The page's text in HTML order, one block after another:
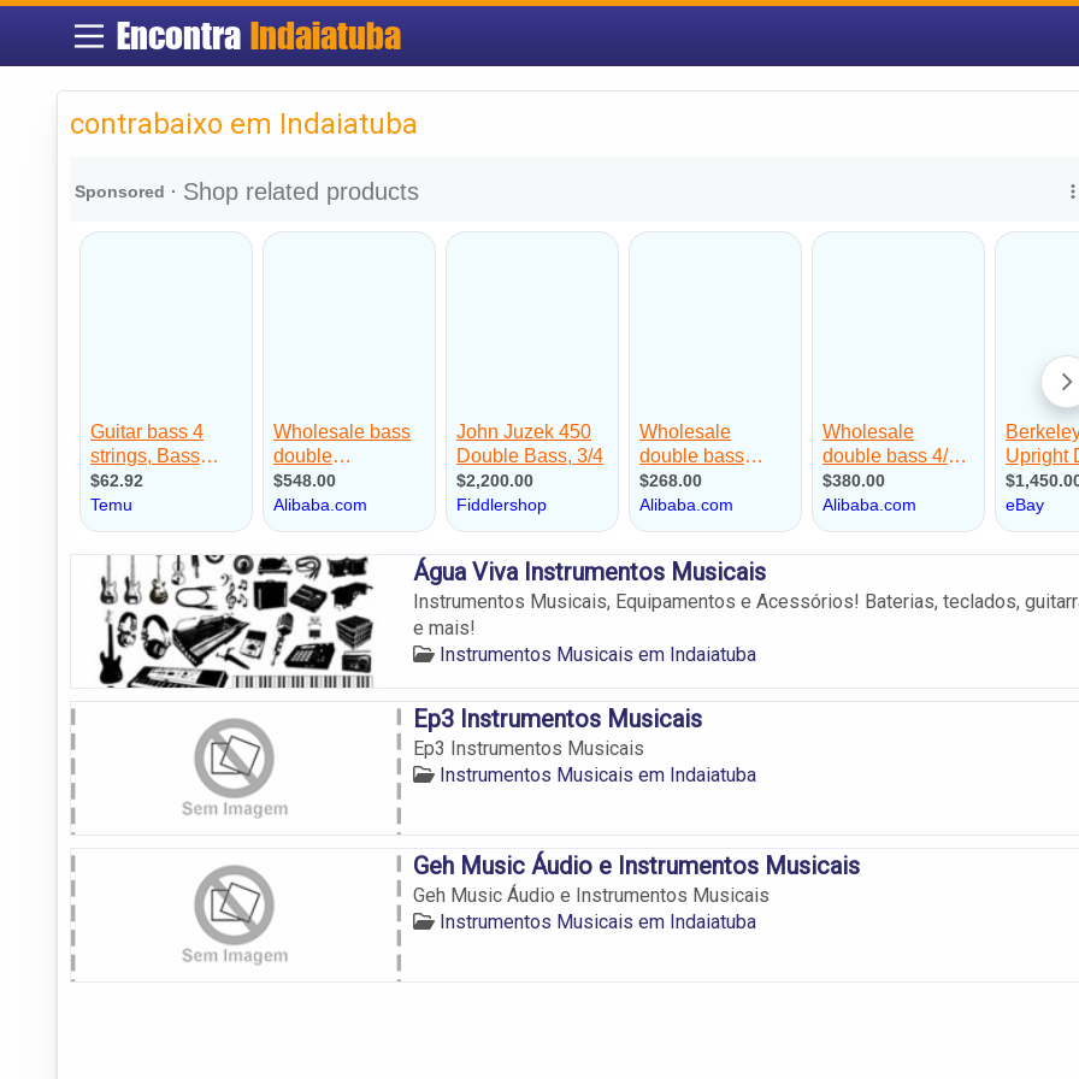
EncontraIndaiatuba
contrabaixo em Indaiatuba
Água Viva Instrumentos Musicais
Instrumentos Musicais, Equipamentos e Acessórios! Baterias, teclados,
e mais!
Instrumentos Musicais em Indaiatuba
Ep3 Instrumentos Musicais
Ep3 Instrumentos Musicais
Instrumentos Musicais em Indaiatuba
Geh Music Áudio e Instrumentos Musicais
Geh Music Áudio e Instrumentos Musicais
Instrumentos Musicais em Indaiatuba